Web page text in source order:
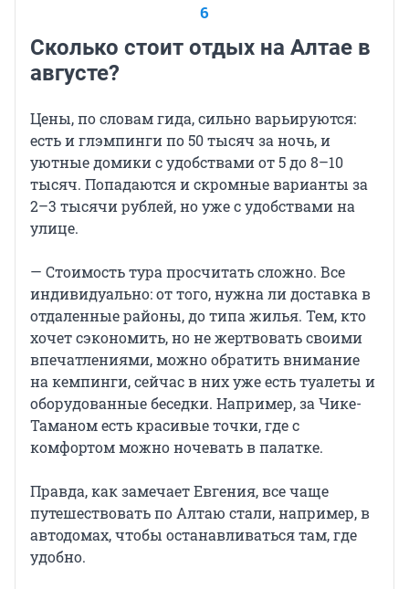
6
Сколько стоит отдых на Алтае в
августе?
Цены, по словам гида, сильно варьируются:
есть и глэмпинги по 50 тысяч за ночь, и
уютные домики с удобствами от 5 до 8–10
тысяч. Попадаются и скромные варианты за
2–3 тысячи рублей, но уже с удобствами на
улице.
— Стоимость тура просчитать сложно. Все
индивидуально: от того, нужна ли доставка в
отдаленные районы, до типа жилья. Тем, кто
хочет сэкономить, но не жертвовать своими
впечатлениями, можно обратить внимание
на кемпинги, сейчас в них уже есть туалеты и
оборудованные беседки. Например, за Чике-
Таманом есть красивые точки, где с
комфортом можно ночевать в палатке.
Правда, как замечает Евгения, все чаще
путешествовать по Алтаю стали, например, в
автодомах, чтобы останавливаться там, где
удобно.